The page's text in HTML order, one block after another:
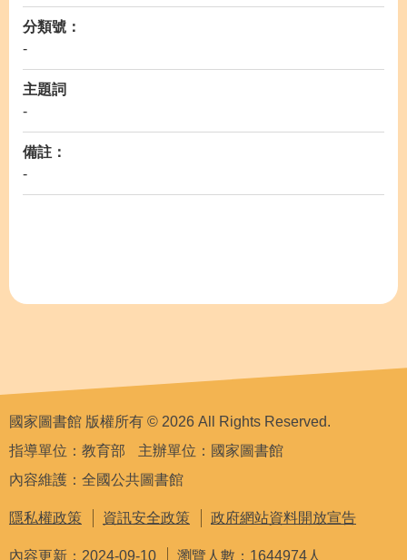
分類號：
-
主題詞
-
備註：
-
國家圖書館 版權所有 © 2026 All Rights Reserved.
指導單位：教育部
主辦單位：國家圖書館
內容維護：全國公共圖書館
隱私權政策 資訊安全政策 政府網站資料開放宣告
內容更新：2024-09-10 瀏覽人數：1644974人